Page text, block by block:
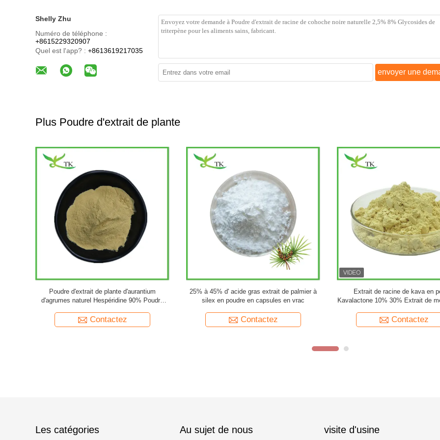
Shelly Zhu
Numéro de téléphone :
+8615229320907
Quel est l'app? : +8613619217035
envoyer une
Plus Poudre d'extrait de plante
Poudre d'extrait de plante de ginseng naturel
10% à 80% Poudre de ginsénosides Panax
Contactez
Produit d'origine étrangère de la marque
Ginkgo Biloba en poudre
Contactez
Extrait de plante de ginkgo
poudre Flavones 24% Lactones
Contactez
Les catégories Au sujet de nous visite d'usine